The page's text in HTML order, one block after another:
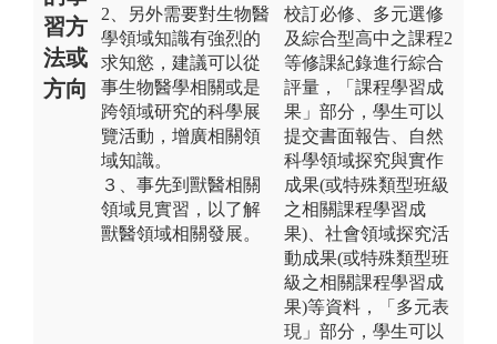
習方
法或
方向
2、另外需要對生物醫
學領域知識有強烈的
求知慾，建議可以從
事生物醫學相關或是
跨領域研究的科學展
覽活動，增廣相關領
域知識。
３、事先到獸醫相關
領域見實習，以了解
獸醫領域相關發展。
校訂必修、多元選修
及綜合型高中之課程2
等修課紀錄進行綜合
評量，「課程學習成
果」部分，學生可以
提交書面報告、自然
科學領域探究與實作
成果(或特殊類型班級
之相關課程學習成
果)、社會領域探究活
動成果(或特殊類型班
級之相關課程學習成
果)等資料，「多元表
現」部分，學生可以